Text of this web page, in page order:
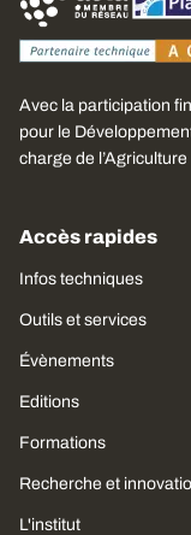
Avec la participation
pour le
charge de l’Agriculture
Accès rapides
Infos techniques
Outils et services
Évènements
Editions
Formations
Recherche et
L'institut